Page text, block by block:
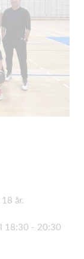
år.
18:30 - 20:30